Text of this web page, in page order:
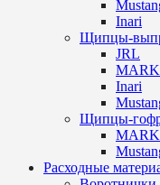
Inari
Щипцы-
JRL
Inari
Щипцы-
Расходные